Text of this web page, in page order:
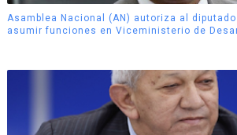
Asamblea Nacional (AN) autoriza al
asumir funciones en Viceministerio de